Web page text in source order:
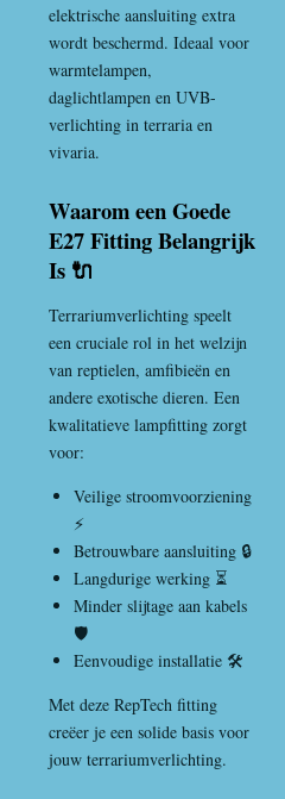
elektrische aansluiting extra
wordt beschermd. Ideaal voor
warmtelampen,
daglichtlampen en UVB-
verlichting in terraria en
vivaria.
Waarom een Goede
E27 Fitting Belangrijk
Is 🔌
Terrariumverlichting speelt
een cruciale rol in het welzijn
van reptielen, amfibieën en
andere exotische dieren. Een
kwalitatieve lampfitting zorgt
voor:
Veilige stroomvoorziening
⚡
Betrouwbare aansluiting 🔒
Langdurige werking ⏳
Minder slijtage aan kabels
🛡️
Eenvoudige installatie 🛠️
Met deze RepTech fitting
creëer je een solide basis voor
jouw terrariumverlichting.